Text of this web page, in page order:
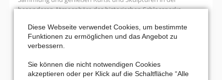
besonderen Atmosphäre des historischen Schlossparks.
Weiterlesen …Joseph
Beuys
und
Moyland
Die Hinsbecker Schweiz
Diese Webseite verwendet Cookies, um bestimmte
Funktionen zu ermöglichen und das Angebot zu
verbessern.
Sie können die nicht notwendigen Cookies
akzeptieren oder per Klick auf die Schaltfläche “Alle